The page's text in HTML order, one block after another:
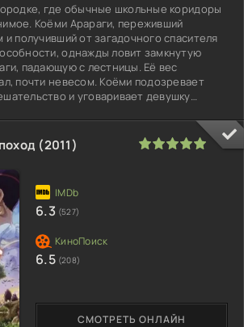
где обычные школьные коридоры
Коёми Арараги, переживший
и получивший от загадочного спасителя
однажды ловит замкнутую
падающую с лестницы. Её вес
почти невесом. Коёми подозревает
и уговаривает девушку
(2011)
СМОТРЕТЬ ОНЛАЙН
6.3 (527)
6.5 (208)
1 2